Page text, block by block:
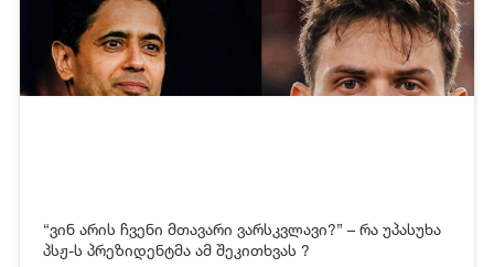
[xfgiven_video2][/xfgiven_video2]
“ვინ არის ჩვენი მთავარი ვარსკვლავი?” – რა უპასუხა
პსჟ-ს პრეზიდენტმა ამ შეკითხვას ?